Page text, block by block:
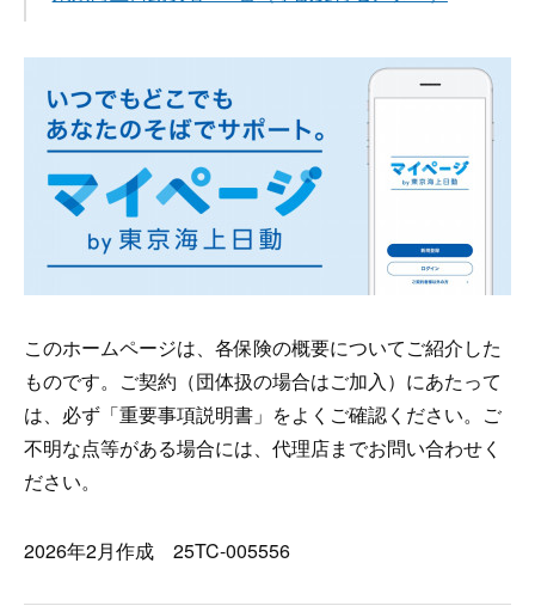
このホームページは、各保険の概要についてご紹介した
ものです。ご契約（団体扱の場合はご加入）にあたって
は、必ず「重要事項説明書」をよくご確認ください。ご
不明な点等がある場合には、代理店までお問い合わせく
ださい。
2026年2月作成 25TC-005556